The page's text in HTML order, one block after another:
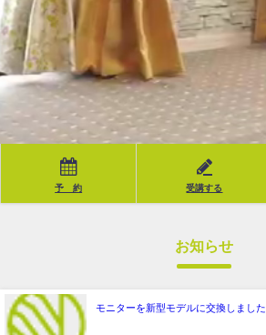
予 約 受講する
お知らせ
モニターを新型モデルに交換しました